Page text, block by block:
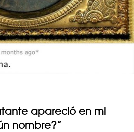
apareció en mi
nombre?”